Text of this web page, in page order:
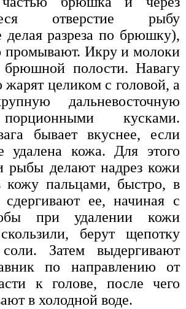
отверстие рыбу
делая разреза по брюшку),
промывают. Икру и молоки
брюшной полости. Навагу
целиком с головой, а
дальневосточную
кусками.
бывает вкуснее, если
удалена кожа. Для этого
рыбы делают надрез кожи
кожу пальцами, быстро, в
ее, начиная с
при удалении кожи
берут щепотку
Затем выдергивают
по направлению от
к голове, после чего
в холодной воде.